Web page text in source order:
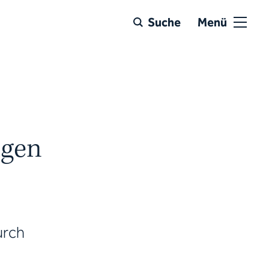
Suche Menü